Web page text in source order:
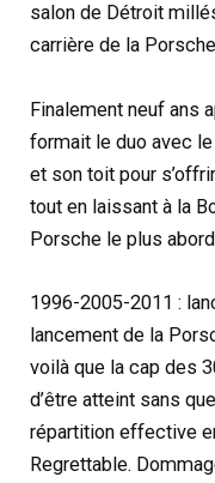
salon de Détroit
carrière de la
Finalement neuf ans
formait le duo avec
et son toit pour
tout en laissant à la
Porsche le plus
1996-2005-2011 :
lancement de la
voilà que la cap des
d’être atteint sans
répartition effective
Regrettable.